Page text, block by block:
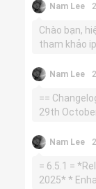
Nam Lee
Chào bạn,
tham khảo
Nam Lee
==
29th
Nam Lee
= 6.5.1 =
2025* *